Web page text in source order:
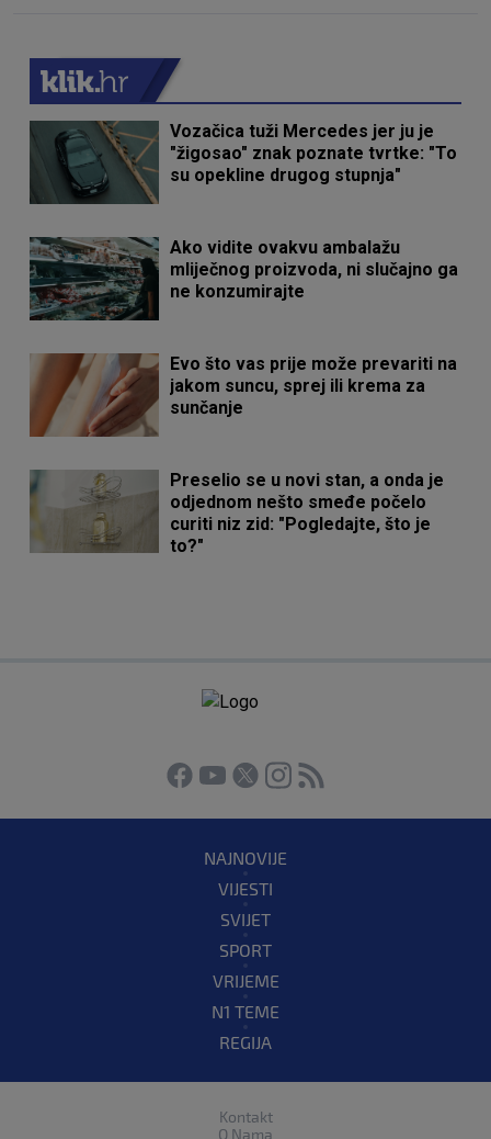
Vozačica tuži Mercedes jer ju je
"žigosao" znak poznate tvrtke: "To
su opekline drugog stupnja"
Ako vidite ovakvu ambalažu
mliječnog proizvoda, ni slučajno ga
ne konzumirajte
Evo što vas prije može prevariti na
jakom suncu, sprej ili krema za
sunčanje
Preselio se u novi stan, a onda je
odjednom nešto smeđe počelo
curiti niz zid: "Pogledajte, što je
to?"
NAJNOVIJE
VIJESTI
SVIJET
SPORT
VRIJEME
N1 TEME
REGIJA
Kontakt
O Nama